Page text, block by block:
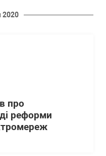
2020
про
реформи